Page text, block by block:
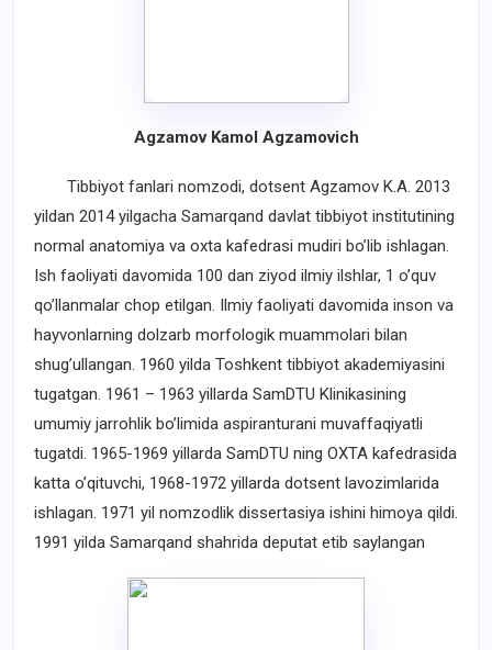
Аgzamov Kamol Agzamovich
Tibbiyot fanlari nomzodi, dotsent Agzamov K.A. 2013
yildan 2014 yilgacha Samarqand davlat tibbiyot institutining
normal anatomiya va oxta kafedrasi mudiri bo’lib ishlagan.
Ish faoliyati davomida 100 dan ziyod ilmiy ilshlar, 1 o’quv
qo’llanmalar chop etilgan. Ilmiy faoliyati davomida inson va
hayvonlarning dolzarb morfologik muammolari bilan
shug’ullangan. 1960 yilda Toshkent tibbiyot akademiyasini
tugatgan. 1961 – 1963 yillarda SamDTU Klinikasining
umumiy jarrohlik bo’limida aspiranturani muvaffaqiyatli
tugatdi. 1965-1969 yillarda SamDTU ning OXTA kafedrasida
katta o’qituvchi, 1968-1972 yillarda dotsent lavozimlarida
ishlagan. 1971 yil nomzodlik dissertasiya ishini himoya qildi.
1991 yilda Samarqand shahrida deputat etib saylangan